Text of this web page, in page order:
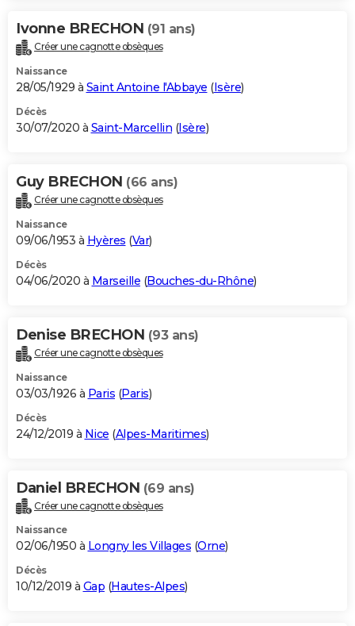
Ivonne BRECHON (91 ans)
Créer une cagnotte obsèques
Naissance
28/05/1929 à Saint Antoine l'Abbaye (Isère)
Décès
30/07/2020 à Saint-Marcellin (Isère)
Guy BRECHON (66 ans)
Créer une cagnotte obsèques
Naissance
09/06/1953 à Hyères (Var)
Décès
04/06/2020 à Marseille (Bouches-du-Rhône)
Denise BRECHON (93 ans)
Créer une cagnotte obsèques
Naissance
03/03/1926 à Paris (Paris)
Décès
24/12/2019 à Nice (Alpes-Maritimes)
Daniel BRECHON (69 ans)
Créer une cagnotte obsèques
Naissance
02/06/1950 à Longny les Villages (Orne)
Décès
10/12/2019 à Gap (Hautes-Alpes)